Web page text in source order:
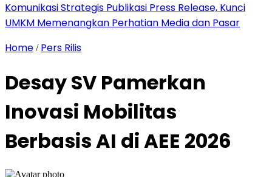
Komunikasi Strategis Publikasi Press Release, Kunci
UMKM Memenangkan Perhatian Media dan Pasar
Home / Pers Rilis
Desay SV Pamerkan
Inovasi Mobilitas
Berbasis AI di AEE 2026